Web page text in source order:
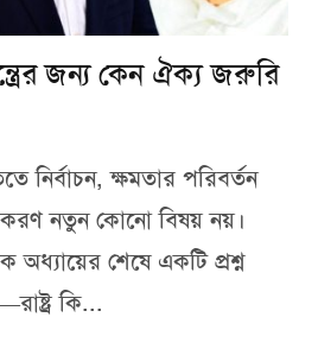
জন্য কেন ঐক্য জরুরি
নির্বাচন, ক্ষমতার পরিবর্তন
নতুন কোনো বিষয় নয়।
অধ্যায়ের শেষে একটি প্রশ্ন
কি...